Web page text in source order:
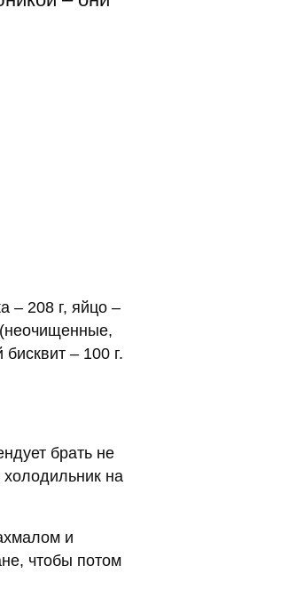
– 208 г, яйцо –
(неочищенные,
– 100 г.
брать не
холодильник на
и
чтобы потом